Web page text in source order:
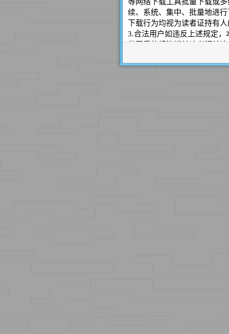
续、系统、集中、批量地进
下载行为均视为读者证持有
3.合法用户如违反上述规定
节严重的将注销其读者证并